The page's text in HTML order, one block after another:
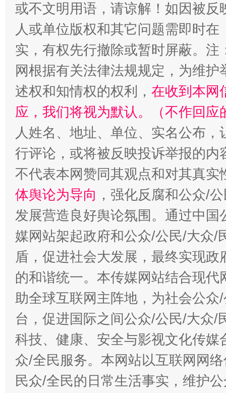
漫山遍野的桃花与雪山、麦地、白藏房 除
招工难、用工荒背后
或不文明用语，请谅解！如因被
人或单位版权和其它问题需即时在
实，有权先行撤除或暂时屏蔽。
网根据有关法律法规规定，为维
述权和知情权的权利， 在收到本网
应，我们将视为默认。（不作回应
人姓名、地址、单位、实名公布
行评论，或将被反映投诉举报的
不代表本网赞同其观点和对其真实
体舆论为导向 ，强化反腐和公众/
发展营造良好舆论氛围。通过中
媒网站架起政府和公众/公民/大众/
盾，促进社会大发展，最终实现
的和谐统一。本传媒网站结合现
助全球互联网主阵地，为社会公
台，促进国际之间公众/公民/大众/
科技、健康、安全与影视文化传
众/全民服务。本网站以互联网网
民众/全民的日常生活事实，维护